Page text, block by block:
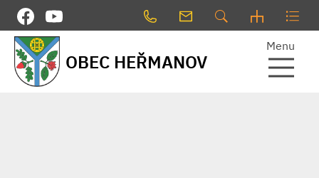
OBEC HEŘMANOV
Menu